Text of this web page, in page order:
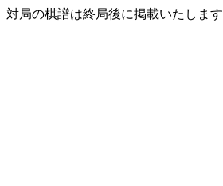
対局の棋譜は終局後に掲載いたします